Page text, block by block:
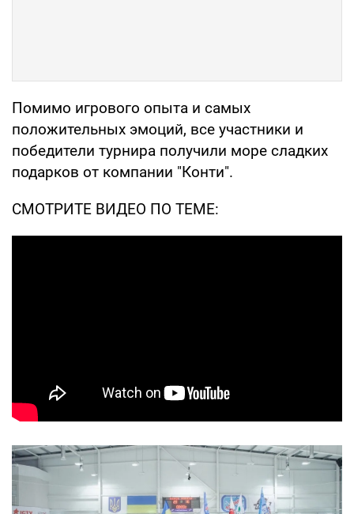
Помимо игрового опыта и самых
положительных эмоций, все участники и
победители турнира получили море сладких
подарков от компании "Конти".
СМОТРИТЕ ВИДЕO ПО ТЕМЕ: